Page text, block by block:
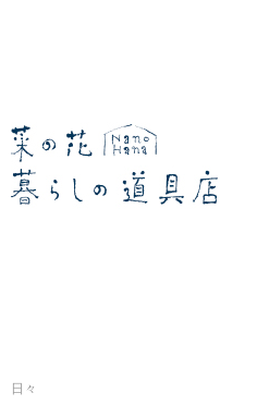
日々